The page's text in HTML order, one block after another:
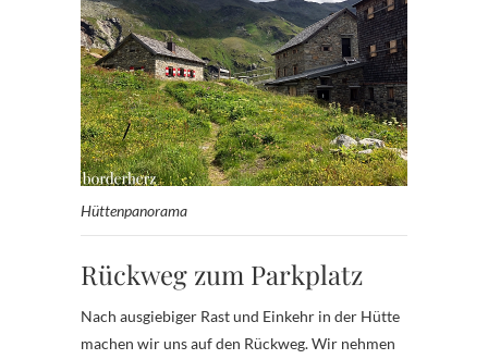
Hüttenpanorama
Rückweg zum Parkplatz
Nach ausgiebiger Rast und Einkehr in der Hütte
machen wir uns auf den Rückweg. Wir nehmen